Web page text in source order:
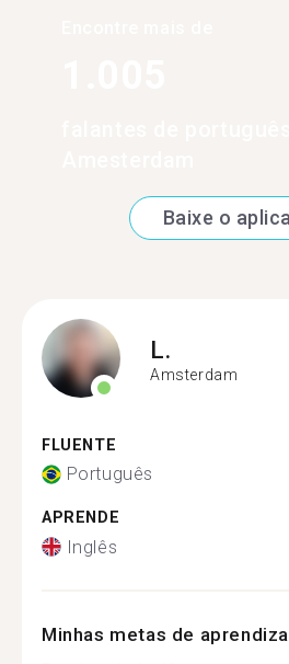
Baixe o
L.
Amsterdam
FLUENTE
Português
APRENDE
Inglês
Minhas metas de